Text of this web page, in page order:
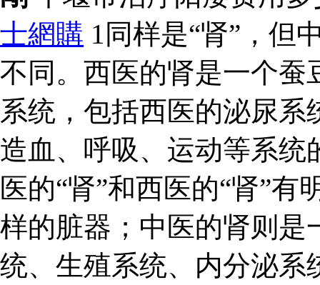
士網購 1同样是“肾”，但
不同。西医的肾是一个蚕
系统，包括西医的泌尿
造血、呼吸、运动等系统
医的“肾”和西医的“肾”
样的脏器；中医的肾则是
统、生殖系统、内分泌系